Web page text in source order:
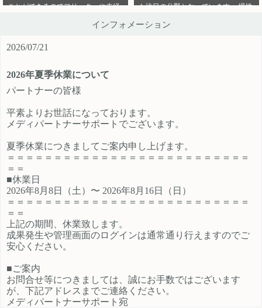
ことができるのでフリーターや未経
新規でご登録いただくアフィリエイ
ださい。 メディパートナーにご登録
いただいているアフィリエイター様
連絡ください。
も注目の分野となっています。 慢性
採用というスタイルの保育園も増え
ール欄に注目のカテゴリを見たとい
う旨をご入力ください。 メディパー
ィリエイター様は「お問い合わせは
こちら」からご連絡ください。
インフォメーション
2026/07/21
2026年夏季休業について
パートナーの皆様
平素よりお世話になっております。
メディパートナーサポートでございます。
夏季休業につきましてご案内申し上げます。
＝＝＝＝＝＝＝＝＝＝＝＝＝＝＝＝＝＝＝＝＝＝＝＝＝＝
＝＝
■休業日
2026年8月8日（土）〜 2026年8月16日（日）
＝＝＝＝＝＝＝＝＝＝＝＝＝＝＝＝＝＝＝＝＝＝＝＝＝＝
＝＝
上記の期間、休業致します。
成果発生や管理画面のログインは通常通り行えますのでご
安心ください。
■ご案内
お問合せ等につきましては、誠にお手数ではございます
が、下記アドレスまでご連絡ください。
メディパートナーサポート宛